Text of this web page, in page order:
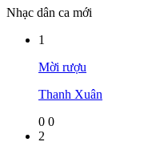
Nhạc dân ca mới
1
Mời rượu
Thanh Xuân
0 0
2